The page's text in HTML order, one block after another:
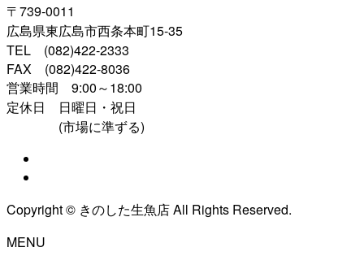
〒739-0011
広島県東広島市西条本町15-35
TEL (082)422-2333
FAX (082)422-8036
営業時間 9:00～18:00
定休日 日曜日・祝日
(市場に準ずる)
Copyright © きのした生魚店 All Rights Reserved.
MENU